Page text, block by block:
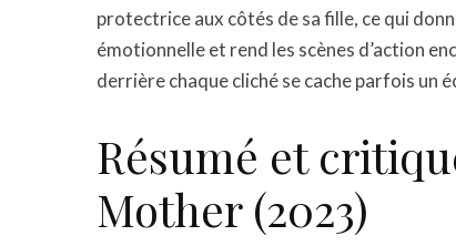
protectrice aux côtés de sa fille, ce qui
émotionnelle et rend les scènes d’action
derrière chaque cliché se cache parfois un
Résumé et
Mother (2023)